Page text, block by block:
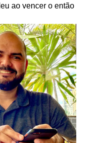
ao vencer o então